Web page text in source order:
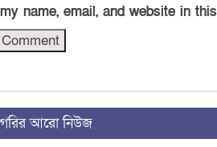
name, email, and website in
আরো নিউজ